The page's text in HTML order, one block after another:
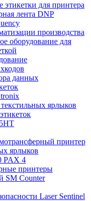
этикетки для принтера
лента DNP
производства
оборудование для
данных
ярлыков
принтер
ярлыков
PAX 4
принтеры
SM Counter
Laser Sentinel